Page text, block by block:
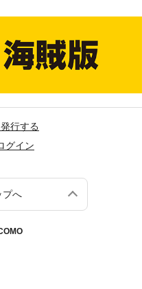
行する
グイン
プへ